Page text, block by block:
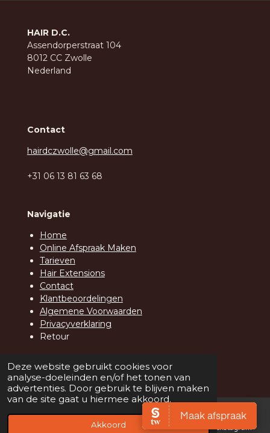
Deze website gebruikt cookies voor
analyse-doeleinden en/of het tonen van
advertenties. Door gebruik te blijven maken
van de site gaat u hiermee akkoord.
Akkoord
HAIR D.C.
Assendorperstraat 104
8012 CC Zwolle
Nederland
Contact
hairdczwolle@gmail.com
+31 06 13 81 63 68
Navigatie
Home
Online Afspraak Maken
Tarieven
Hair Extensions
Contact
Klantbeoordelingen
Algemene Voorwaarden
Privacyverklaring
Retour
© 2026 Hair D.C. Zwolle
Telefoonnummer